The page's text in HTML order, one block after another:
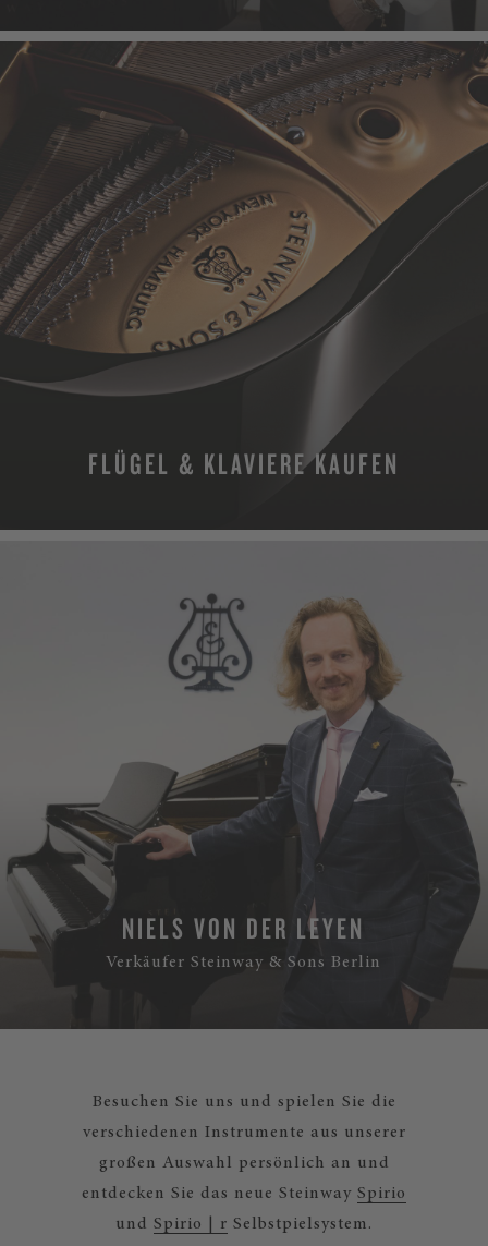
FLÜGEL & KLAVIERE KAUFEN
NIELS VON DER LEYEN
Verkäufer Steinway & Sons Berlin
Besuchen Sie uns und spielen Sie die
verschiedenen Instrumente aus unserer
großen Auswahl persönlich an und
entdecken Sie das neue Steinway Spirio
und Spirio | r Selbstpielsystem.